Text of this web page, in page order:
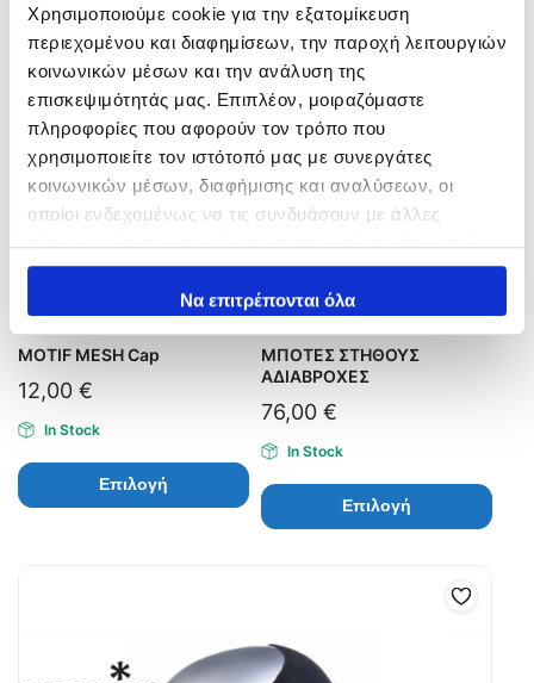
Χρησιμοποιούμε cookie για την εξατομίκευση
περιεχομένου και διαφημίσεων, την παροχή λειτουργιών
κοινωνικών μέσων και την ανάλυση της
επισκεψιμότητάς μας. Επιπλέον, μοιραζόμαστε
πληροφορίες που αφορούν τον τρόπο που
χρησιμοποιείτε τον ιστότοπό μας με συνεργάτες
κοινωνικών μέσων, διαφήμισης και αναλύσεων, οι
οποίοι ενδεχομένως να τις συνδυάσουν με άλλες
πληροφορίες που τους έχετε παραχωρήσει ή τις οποίες
έχουν συλλέξει σε σχέση με την από μέρους σας χρήση
των υπηρεσιών τους.Να επιτρέπονται όλα
Επιλογή Επιλογή
MOTIF MESH Cap
12,00 €
In Stock
Επιλογή
ΜΠΟΤΕΣ ΣΤΗΘΟΥΣ
ΑΔΙΑΒΡΟΧΕΣ
76,00 €
In Stock
Επιλογή